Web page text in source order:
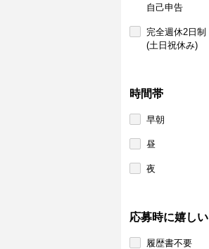
自己申告
完全週休2日制
(土日祝休み)
時間帯
早朝
昼
夜
応募時に嬉しい
履歴書不要